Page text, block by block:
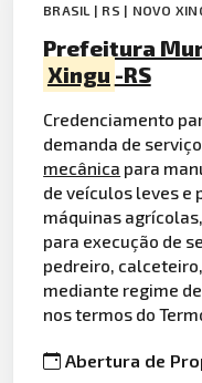
BRASIL | RS | NOVO
Prefeitura
Xingu -RS
Credenciamento
demanda de
mecânica para
de veículos leves e
máquinas
para execução de
pedreiro,
mediante regime
nos termos do
Abertura de